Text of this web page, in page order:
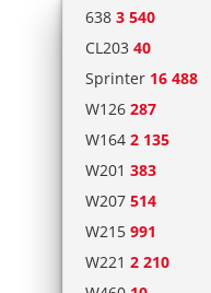
638 3 540
CL203 40
Sprinter 16 488
W126 287
W164 2 135
W201 383
W207 514
W215 991
W221 2 210